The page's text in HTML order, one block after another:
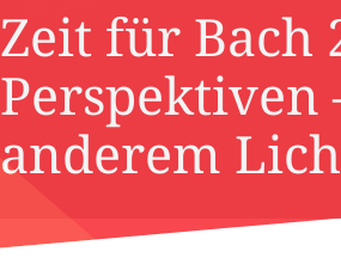
Zeit für Bach
Perspektiven
anderem